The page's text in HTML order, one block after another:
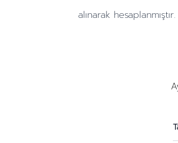
alınarak hesaplanmıştır.